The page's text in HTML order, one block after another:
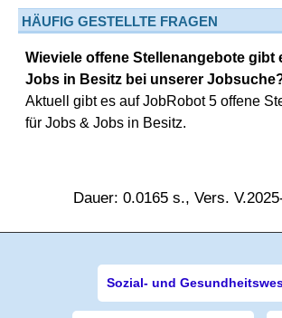
HÄUFIG GESTELLTE FRAGEN
Wieviele offene Stellenangebote gibt
Jobs in Besitz bei unserer
Aktuell gibt es auf JobRobot 5 offene
für Jobs & Jobs in Besitz.
Dauer: 0.0165 s., Vers.
Sozial- und